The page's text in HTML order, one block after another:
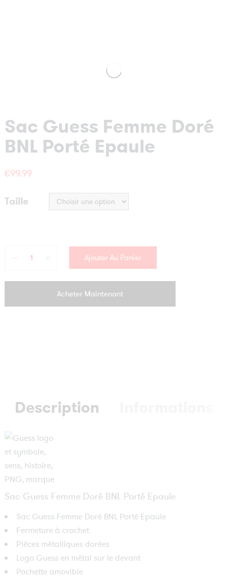
Sac Guess Femme Doré
BNL Porté Epaule
€99.99
Taille
Ajouter Au Panier
Acheter Maintenant
Description
Sac Guess Femme Doré BNL Porté Epaule
Sac Guess Femme Doré BNL Porté Epaule
Fermeture à crochet
Pièces métalliques dorées
Logo Guess en métal sur le devant
Pochette amovible